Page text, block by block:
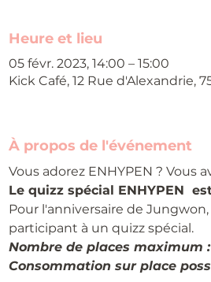
Heure et lieu
05 févr. 2023, 14:00 – 15:00
Kick Café, 12 Rue d'Alexandrie,
À propos de l'événement
Vous adorez ENHYPEN ? Vous
Le quizz spécial ENHYPEN
Pour l'anniversaire de
participant à un quizz spécial.
Nombre de places maximum :
Consommation sur place